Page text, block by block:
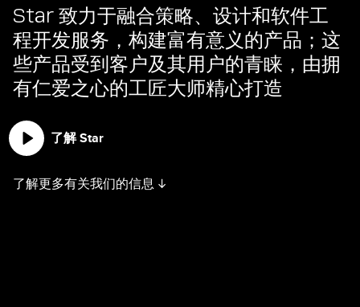
Star 致力于融合策略、设计和软件工
程开发服务，构建富有意义的产品；这
些产品受到客户及其用户的青睐，由拥
有仁爱之心的工匠大师精心打造
了解 Star
了解更多有关我们的信息 ↓